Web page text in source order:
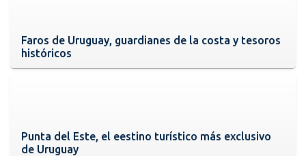
Faros de Uruguay, guardianes de la costa y tesoros
históricos
Punta del Este, el eestino turístico más exclusivo
de Uruguay